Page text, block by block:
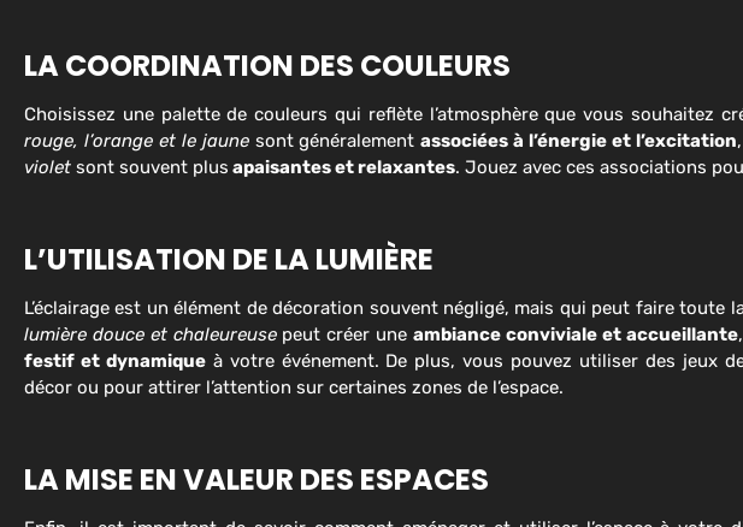
LA COORDINATION DES COULEURS
Choisissez une palette de couleurs qui reflète l’atmosphère que vous souhaitez
rouge, l’orange et le jaune sont généralementassociées à l’énergie et l’excitation
violet sont souvent plus apaisantes et relaxantes. Jouez avec ces associations
L’UTILISATION DE LA LUMIÈRE
L’éclairage est un élément de décoration souvent négligé, mais qui peut faire toute
lumière douce et chaleureusepeut créer uneambiance conviviale et accueillante
festif et dynamiqueà votre événement. De plus, vous pouvez utiliser des jeux
décor ou pour attirer l’attention sur certaines zones de l’espace.
LA MISE EN VALEUR DES ESPACES